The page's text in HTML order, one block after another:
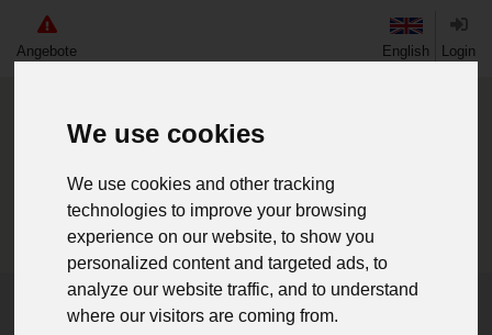
We use cookies
We use cookies and other tracking
technologies to improve your browsing
experience on our website, to show you
personalized content and targeted ads, to
analyze our website traffic, and to understand
where our visitors are coming from.
Angebote English Login
Home Paletten & Container Transportbehälter